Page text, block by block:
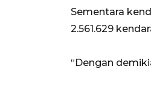
Sementara
2.561.629
“Dengan